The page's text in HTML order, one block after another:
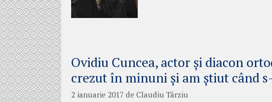
Ovidiu Cuncea, actor şi diacon
crezut în minuni şi am ştiut când
2 ianuarie 2017 de Claudiu Târziu